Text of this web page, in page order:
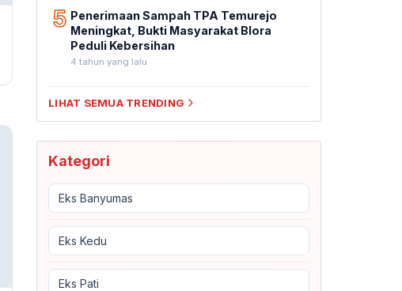
5 Penerimaan Sampah TPA Temurejo
Meningkat, Bukti Masyarakat Blora
Peduli Kebersihan
4 tahun yang lalu
LIHAT SEMUA TRENDING
Kategori
Eks Banyumas
Eks Kedu
Eks Pati